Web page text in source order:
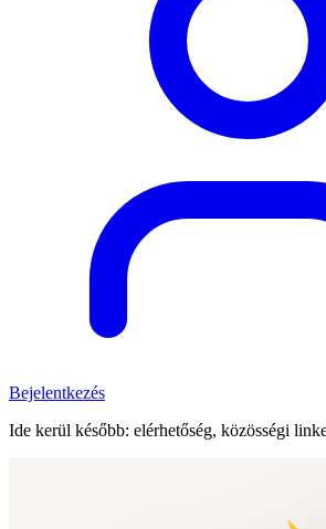
Bejelentkezés
Ide kerül később: elérhetőség, közösségi